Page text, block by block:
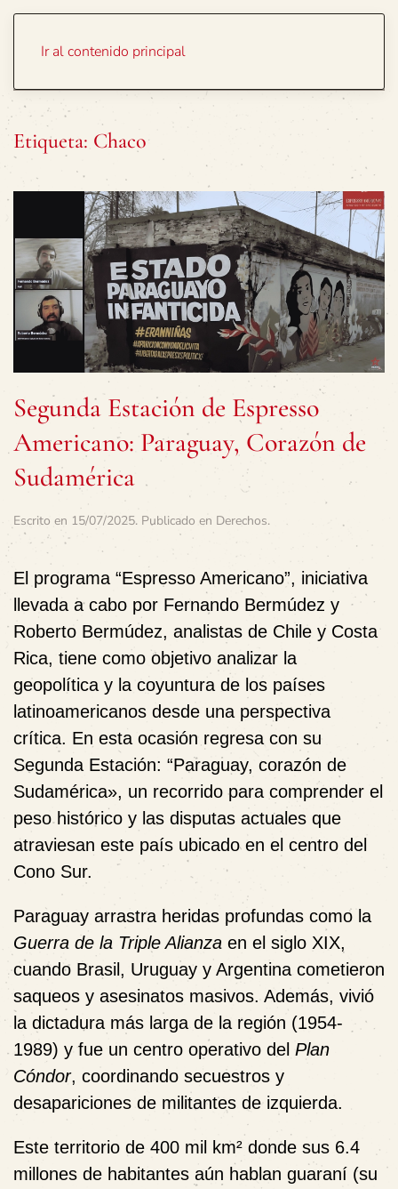
Ir al contenido principal
Etiqueta: Chaco
Segunda Estación de Espresso
Americano: Paraguay, Corazón de
Sudamérica
Escrito en 15/07/2025. Publicado en Derechos.
El programa “Espresso Americano”, iniciativa
llevada a cabo por Fernando Bermúdez y
Roberto Bermúdez, analistas de Chile y Costa
Rica, tiene como objetivo analizar la
geopolítica y la coyuntura de los países
latinoamericanos desde una perspectiva
crítica. En esta ocasión regresa con su
Segunda Estación: “Paraguay, corazón de
Sudamérica», un recorrido para comprender el
peso histórico y las disputas actuales que
atraviesan este país ubicado en el centro del
Cono Sur.
Paraguay arrastra heridas profundas como la
Guerra de la Triple Alianza en el siglo XIX,
cuando Brasil, Uruguay y Argentina cometieron
saqueos y asesinatos masivos. Además, vivió
la dictadura más larga de la región (1954-
1989) y fue un centro operativo del Plan
Cóndor, coordinando secuestros y
desapariciones de militantes de izquierda.
Este territorio de 400 mil km² donde sus 6.4
millones de habitantes aún hablan guaraní (su